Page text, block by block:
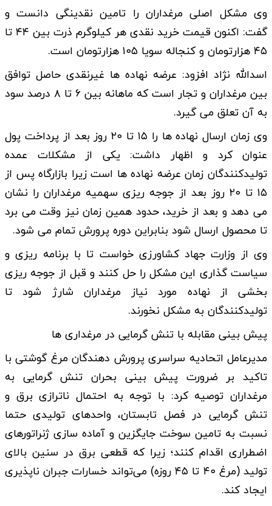
وی مشکل اصلی مرغداران را تامین نقدینگی دانست و
گفت: اکنون قیمت خرید نقدی هر کیلوگرم ذرت بین ۴۴ تا
۴۵ هزارتومان و کنجاله سویا ۱۰۵ هزارتومان است.
اسدالله نژاد افزود: عرضه نهاده ها غیرنقدی حاصل توافق
بین مرغداران و تجار است که ماهانه بین ۶ تا ۸ درصد سود
به آن تعلق می گیرد.
وی زمان ارسال نهاده ها را ۱۵ تا ۲۰ روز بعد از پرداخت پول
عنوان کرد و اظهار داشت: یکی از مشکلات عمده
تولیدکنندگان زمان عرضه نهاده ها است زیرا بازارگاه پس از
۱۵ تا ۲۰ روز بعد از جوجه ریزی سهمیه مرغداران را نشان
می دهد و بعد از خرید، حدود همین زمان نیز وقت می برد
تا محصول ارسال شود بنابراین دوره پرورش تمام می شود.
وی از وزارت جهاد کشاورزی خواست تا با برنامه ریزی و
سیاست گذاری این مشکل را حل کنند و قبل از جوجه ریزی
بخشی از نهاده مورد نیاز مرغداران شارژ شود تا
تولیدکنندگان به مشکل نخورند.
پیش بینی مقابله با تنش گرمایی در مرغداری ها
مدیرعامل اتحادیه سراسری پرورش دهندگان مرغ گوشتی با
تاکید بر ضرورت پیش‌ بینی بحران تنش گرمایی به
مرغداران توصیه کرد: با توجه به احتمال ناترازی برق و
تنش گرمایی در فصل تابستان، واحدهای تولیدی حتما
نسبت به تامین سوخت جایگزین و آماده‌ سازی ژنراتورهای
اضطراری اقدام کنند؛ زیرا که قطعی برق در سنین بالای
تولید (مرغ ۴۰ تا ۴۵ روزه) می‌تواند خسارات جبران‌ ناپذیری
ایجاد کند.